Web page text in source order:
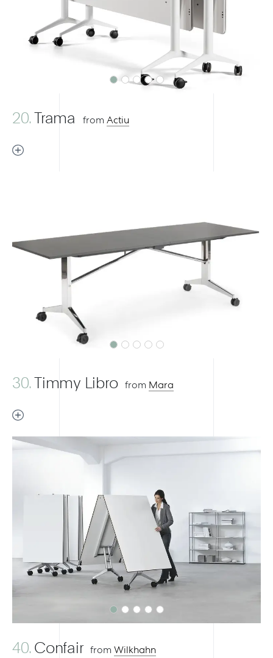
Previous
20.Trama from Actiu
Previous
30.Timmy Libro from Mara
Previous Next
40.Confair fromWilkhahn